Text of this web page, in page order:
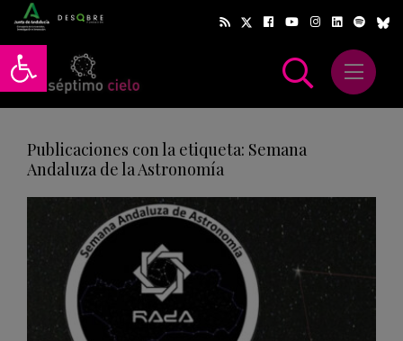
Abrir barra de herramientas
Abrir
Publicaciones con la etiqueta: Semana
Andaluza de la Astronomía